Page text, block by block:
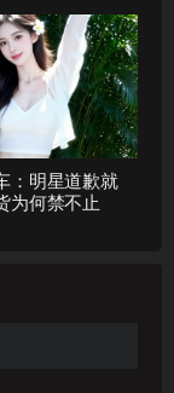
：明星道歉就
为何禁不止